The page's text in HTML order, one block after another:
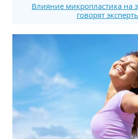
Влияние микропластика на
говорят